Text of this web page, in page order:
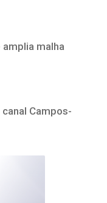
amplia malha
Campos-